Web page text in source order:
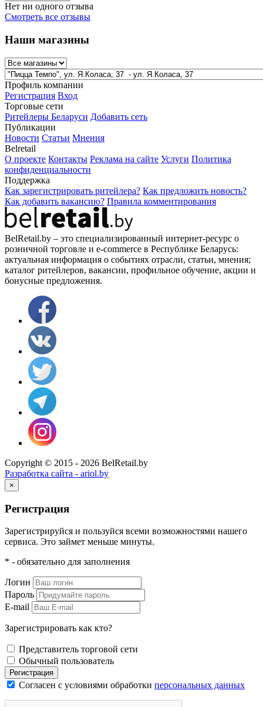
Нет ни одного отзыва
Смотреть все отзывы
Наши магазины
Профиль компании
Регистрация Вход
Торговые сети
Ритейлеры Беларуси Добавить сеть
Публикации
Новости Статьи Мнения
Belretail
О проекте Контакты Реклама на сайте Услуги Политика
конфиденциальности
Поддержка
Как зарегистрировать ритейлера? Как предложить новость?
Как добавить вакансию? Правила комментирования
BelRetail.by – это специализированный интернет-ресурс о
розничной торговле и e-commerce в Республике Беларусь:
актуальная информация о событиях отрасли, статьи, мнения;
каталог ритейлеров, вакансии, профильное обучение, акции и
бонусные предложения.
Copyright © 2015 - 2026 BelRetail.by
Разработка сайта - ariol.by
×
Регистрация
Зарегистрируйся и пользуйся всеми возможностями нашего
сервиса. Это займет меньше минуты.
* - обязательно для заполнения
Логин
Пароль
E-mail
Зарегистрировать как кто?
Представитель торговой сети
Обычный пользователь
Регистрация
Согласен с условиями обработки персональных данных